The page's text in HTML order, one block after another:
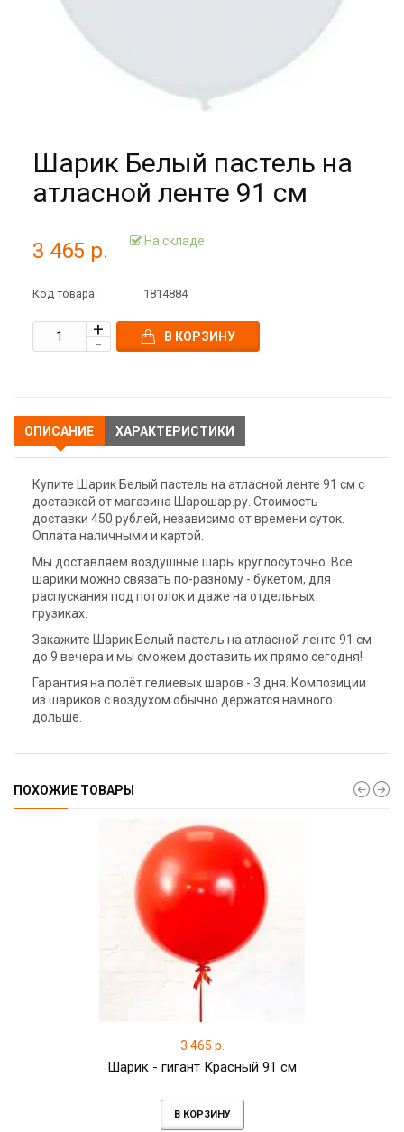
Шарик Белый пастель на
атласной ленте 91 см
3 465 р. На складе
Код товара: 1814884
В КОРЗИНУ
ОПИСАНИЕ ХАРАКТЕРИСТИКИ
Купите Шарик Белый пастель на атласной ленте 91 см с
доставкой от магазина Шарошар.ру. Стоимость
доставки 450 рублей, независимо от времени суток.
Оплата наличными и картой.
Мы доставляем воздушные шары круглосуточно. Все
шарики можно связать по-разному - букетом, для
распускания под потолок и даже на отдельных
грузиках.
Закажите Шарик Белый пастель на атласной ленте 91 см
до 9 вечера и мы сможем доставить их прямо сегодня!
Гарантия на полёт гелиевых шаров - 3 дня. Композиции
из шариков с воздухом обычно держатся намного
дольше.
ПОХОЖИЕ ТОВАРЫ
3 465 р.
Шарик - гигант Красный 91 см
В КОРЗИНУ